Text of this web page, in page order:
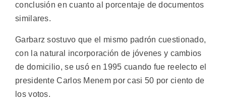
conclusión en cuanto al porcentaje de documentos
similares.
Garbarz sostuvo que el mismo padrón cuestionado,
con la natural incorporación de jóvenes y cambios
de domicilio, se usó en 1995 cuando fue reelecto el
presidente Carlos Menem por casi 50 por ciento de
los votos.